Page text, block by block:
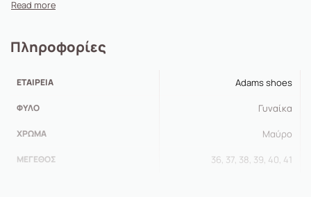
Πληροφορίες
ΕΤΑΙΡΕΊΑ Adams shoes
ΦΎΛΟ Γυναίκα
ΧΡΏΜΑ Μαύρο
ΜΈΓΕΘΟΣ 36, 37, 38, 39, 40, 41